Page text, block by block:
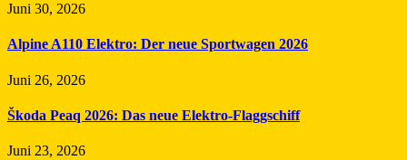
Juni 30, 2026
Alpine A110 Elektro: Der neue Sportwagen 2026
Juni 26, 2026
Škoda Peaq 2026: Das neue Elektro-Flaggschiff
Juni 23, 2026